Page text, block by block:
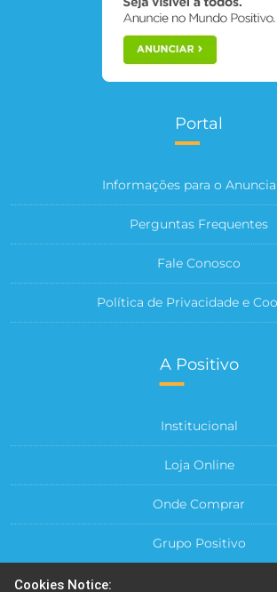
Portal
Informações para o
Perguntas Frequentes
Fale Conosco
Política de Privacidade e
A Positivo
Institucional
Loja Online
Onde Comprar
Grupo Positivo
Cookies Notice: